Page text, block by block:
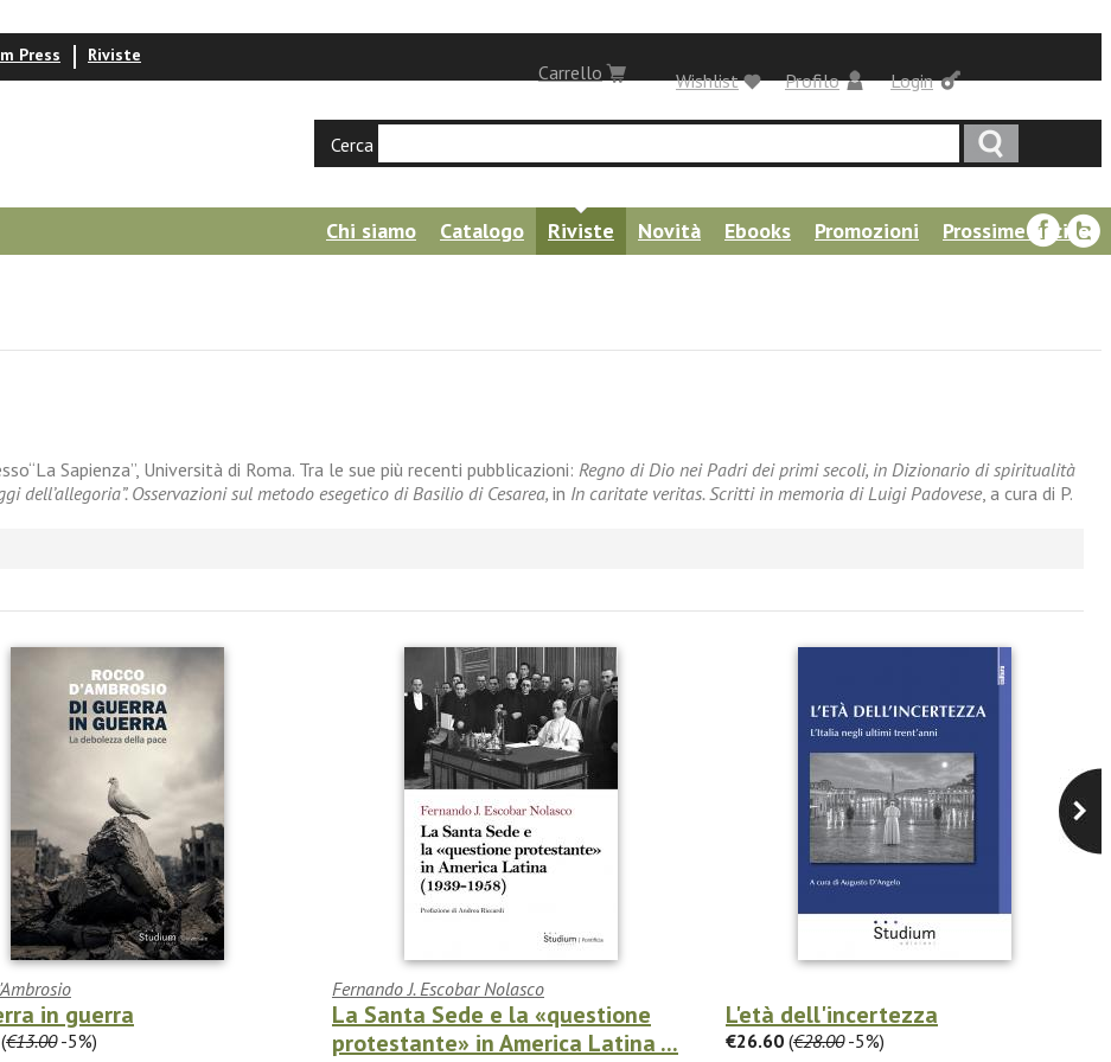
Login
Carrello
Press Riviste
Profilo
Wishlist
Cerca
Chi siamo Catalogo Riviste Novità Ebooks Promozioni
Prossime uscite
Sapienza”, Università di Roma. Tra le sue più recenti pubblicazioni: Regno di Dio nei Padri dei primi secoli, in Dizionario di spiritualità
dell’allegoria”. Osservazioni sul metodo esegetico di Basilio di Cesarea, in In caritate veritas. Scritti in memoria di Luigi Padovese, a cura di P.
in guerra
(€13.00-5%)
Fernando J. Escobar Nolasco
La Santa Sede e la «questione
protestante» in America Latina ...
L'età dell'incertezza
€26.60 (€28.00-5%)